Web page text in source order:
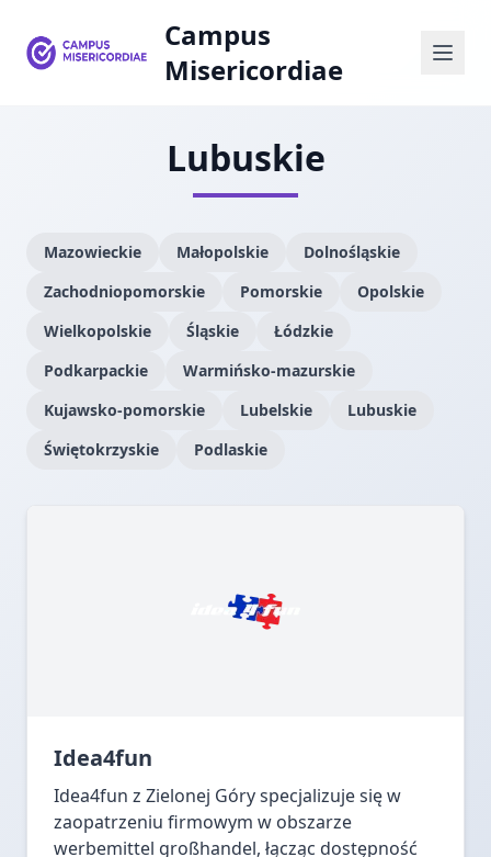
Campus
Misericordiae
Lubuskie
Mazowieckie Małopolskie
Dolnośląskie
Zachodniopomorskie
Pomorskie
Opolskie
Wielkopolskie
Śląskie
Łódzkie
Podkarpackie
Warmińsko-mazurskie
Kujawsko-pomorskie
Lubelskie
Lubuskie
Świętokrzyskie
Podlaskie
Idea4fun
Idea4fun z Zielonej Góry specjalizuje się w
zaopatrzeniu firmowym w obszarze
werbemittel großhandel, łącząc dostępność